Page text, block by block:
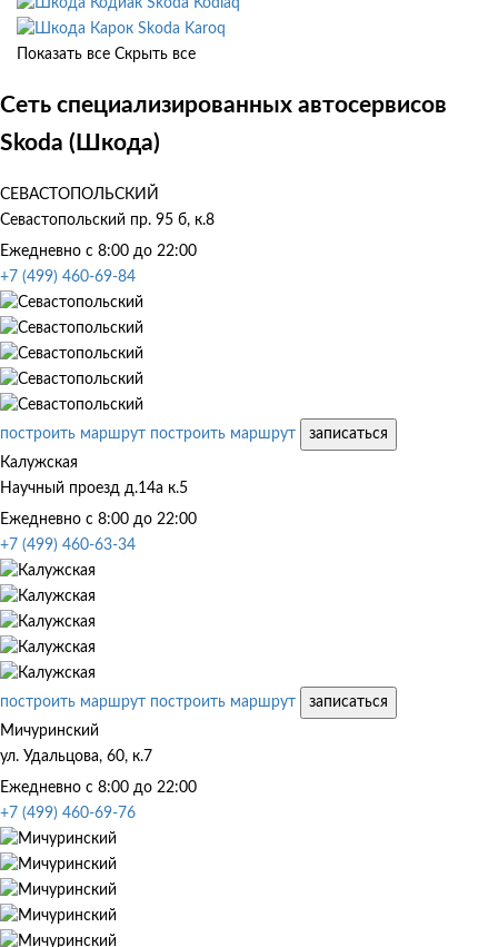
Skoda Kodiaq
Skoda Karoq
Показать все Скрыть все
Сеть специализированных автосервисов
Skoda (Шкода)
СЕВАСТОПОЛЬСКИЙ
Севастопольский пр. 95 б, к.8
Ежедневно с 8:00 до 22:00
+7 (499) 460-69-84
построить маршрут построить маршрут
записаться
Калужская
Научный проезд д.14а к.5
Ежедневно с 8:00 до 22:00
+7 (499) 460-63-34
построить маршрут построить маршрут
записаться
Мичуринский
ул. Удальцова, 60, к.7
Ежедневно с 8:00 до 22:00
+7 (499) 460-69-76